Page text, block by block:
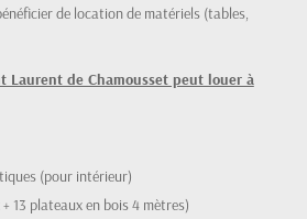
de location de matériels (tables,
Laurent de Chamousset peut louer à
(pour intérieur)
13 plateaux en bois 4 mètres)